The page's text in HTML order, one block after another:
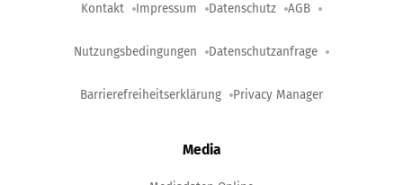
Kontakt Impressum Datenschutz AGB
Nutzungsbedingungen Datenschutzanfrage
Barrierefreiheitserklärung Privacy Manager
Media